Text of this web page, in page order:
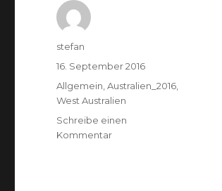
Autor
stefan
Veröffentlicht
am
16. September 2016
Kategorien
Allgemein,Australien_2016,
West Australien
Schreibe einen
Kommentarzu